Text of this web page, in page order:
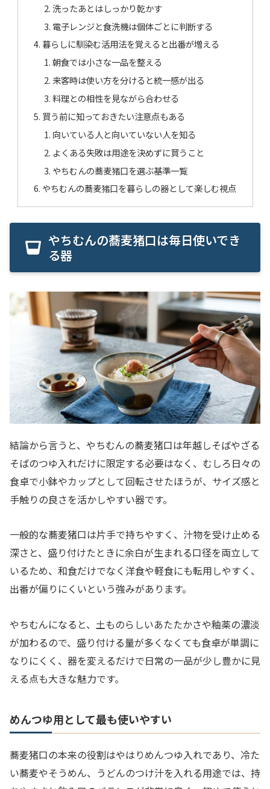
洗ったあとはしっかり乾かす
電子レンジと食洗機は個体ごとに判断する
暮らしに馴染む活用法を覚えると出番が増える
朝食では小さな一品を整える
来客時は使い方を分けると統一感が出る
料理との相性を見ながら合わせる
買う前に知っておきたい注意点もある
向いている人と向いていない人を知る
よくある失敗は用途を決めずに買うこと
やちむんの蕎麦猪口を選ぶ基準一覧
やちむんの蕎麦猪口を暮らしの器として楽しむ視点
やちむんの蕎麦猪口は毎日使いでき
る器
結論から言うと、やちむんの蕎麦猪口は年越しそばやざる
そばのつゆ入れだけに限定する必要はなく、むしろ日々の
食卓で小鉢やカップとして回転させたほうが、サイズ感と
手触りの良さを活かしやすい器です。
一般的な蕎麦猪口は片手で持ちやすく、汁物を受け止める
深さと、盛り付けたときに余白が生まれる口径を両立して
いるため、和食だけでなく洋食や軽食にも転用しやすく、
出番が偏りにくいという強みがあります。
やちむんになると、土ものらしいあたたかさや釉薬の濃淡
が加わるので、盛り付ける量が多くなくても食卓が単調に
なりにくく、器を変えるだけで日常の一品が少し豊かに見
える点も大きな魅力です。
めんつゆ用として最も使いやすい
蕎麦猪口の本来の役割はやはりめんつゆ入れであり、冷た
い蕎麦やそうめん、うどんのつけ汁を入れる用途では、持